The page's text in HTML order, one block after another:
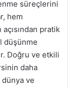
süreçlerini
hem
pratik
düşünme
Doğru ve etkili
daha
ve